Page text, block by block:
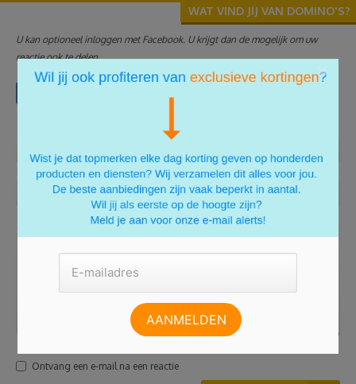
WAT VIND JIJ VAN DOMINO'S?
U kan optioneel inloggen met Facebook. U krijgt dan de mogelijk om uw
reactie ook te delen.
Ontvang een e-mail na een reactie
×